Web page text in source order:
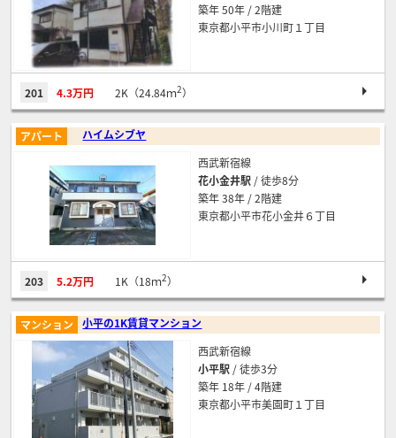
築年 50年 / 2階建
東京都小平市小川町１丁目
201 4.3万円 2K（24.84ｍ2）
ハイムシブヤ
アパート
西武新宿線
花小金井駅 / 徒歩8分
築年 38年 / 2階建
東京都小平市花小金井６丁目
203 5.2万円 1K（18ｍ2）
小平の1K賃貸マンション
マンション
西武新宿線
小平駅 / 徒歩3分
築年 18年 / 4階建
東京都小平市美園町１丁目